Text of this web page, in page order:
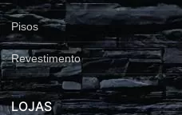
Pisos
Revestimento
LOJAS